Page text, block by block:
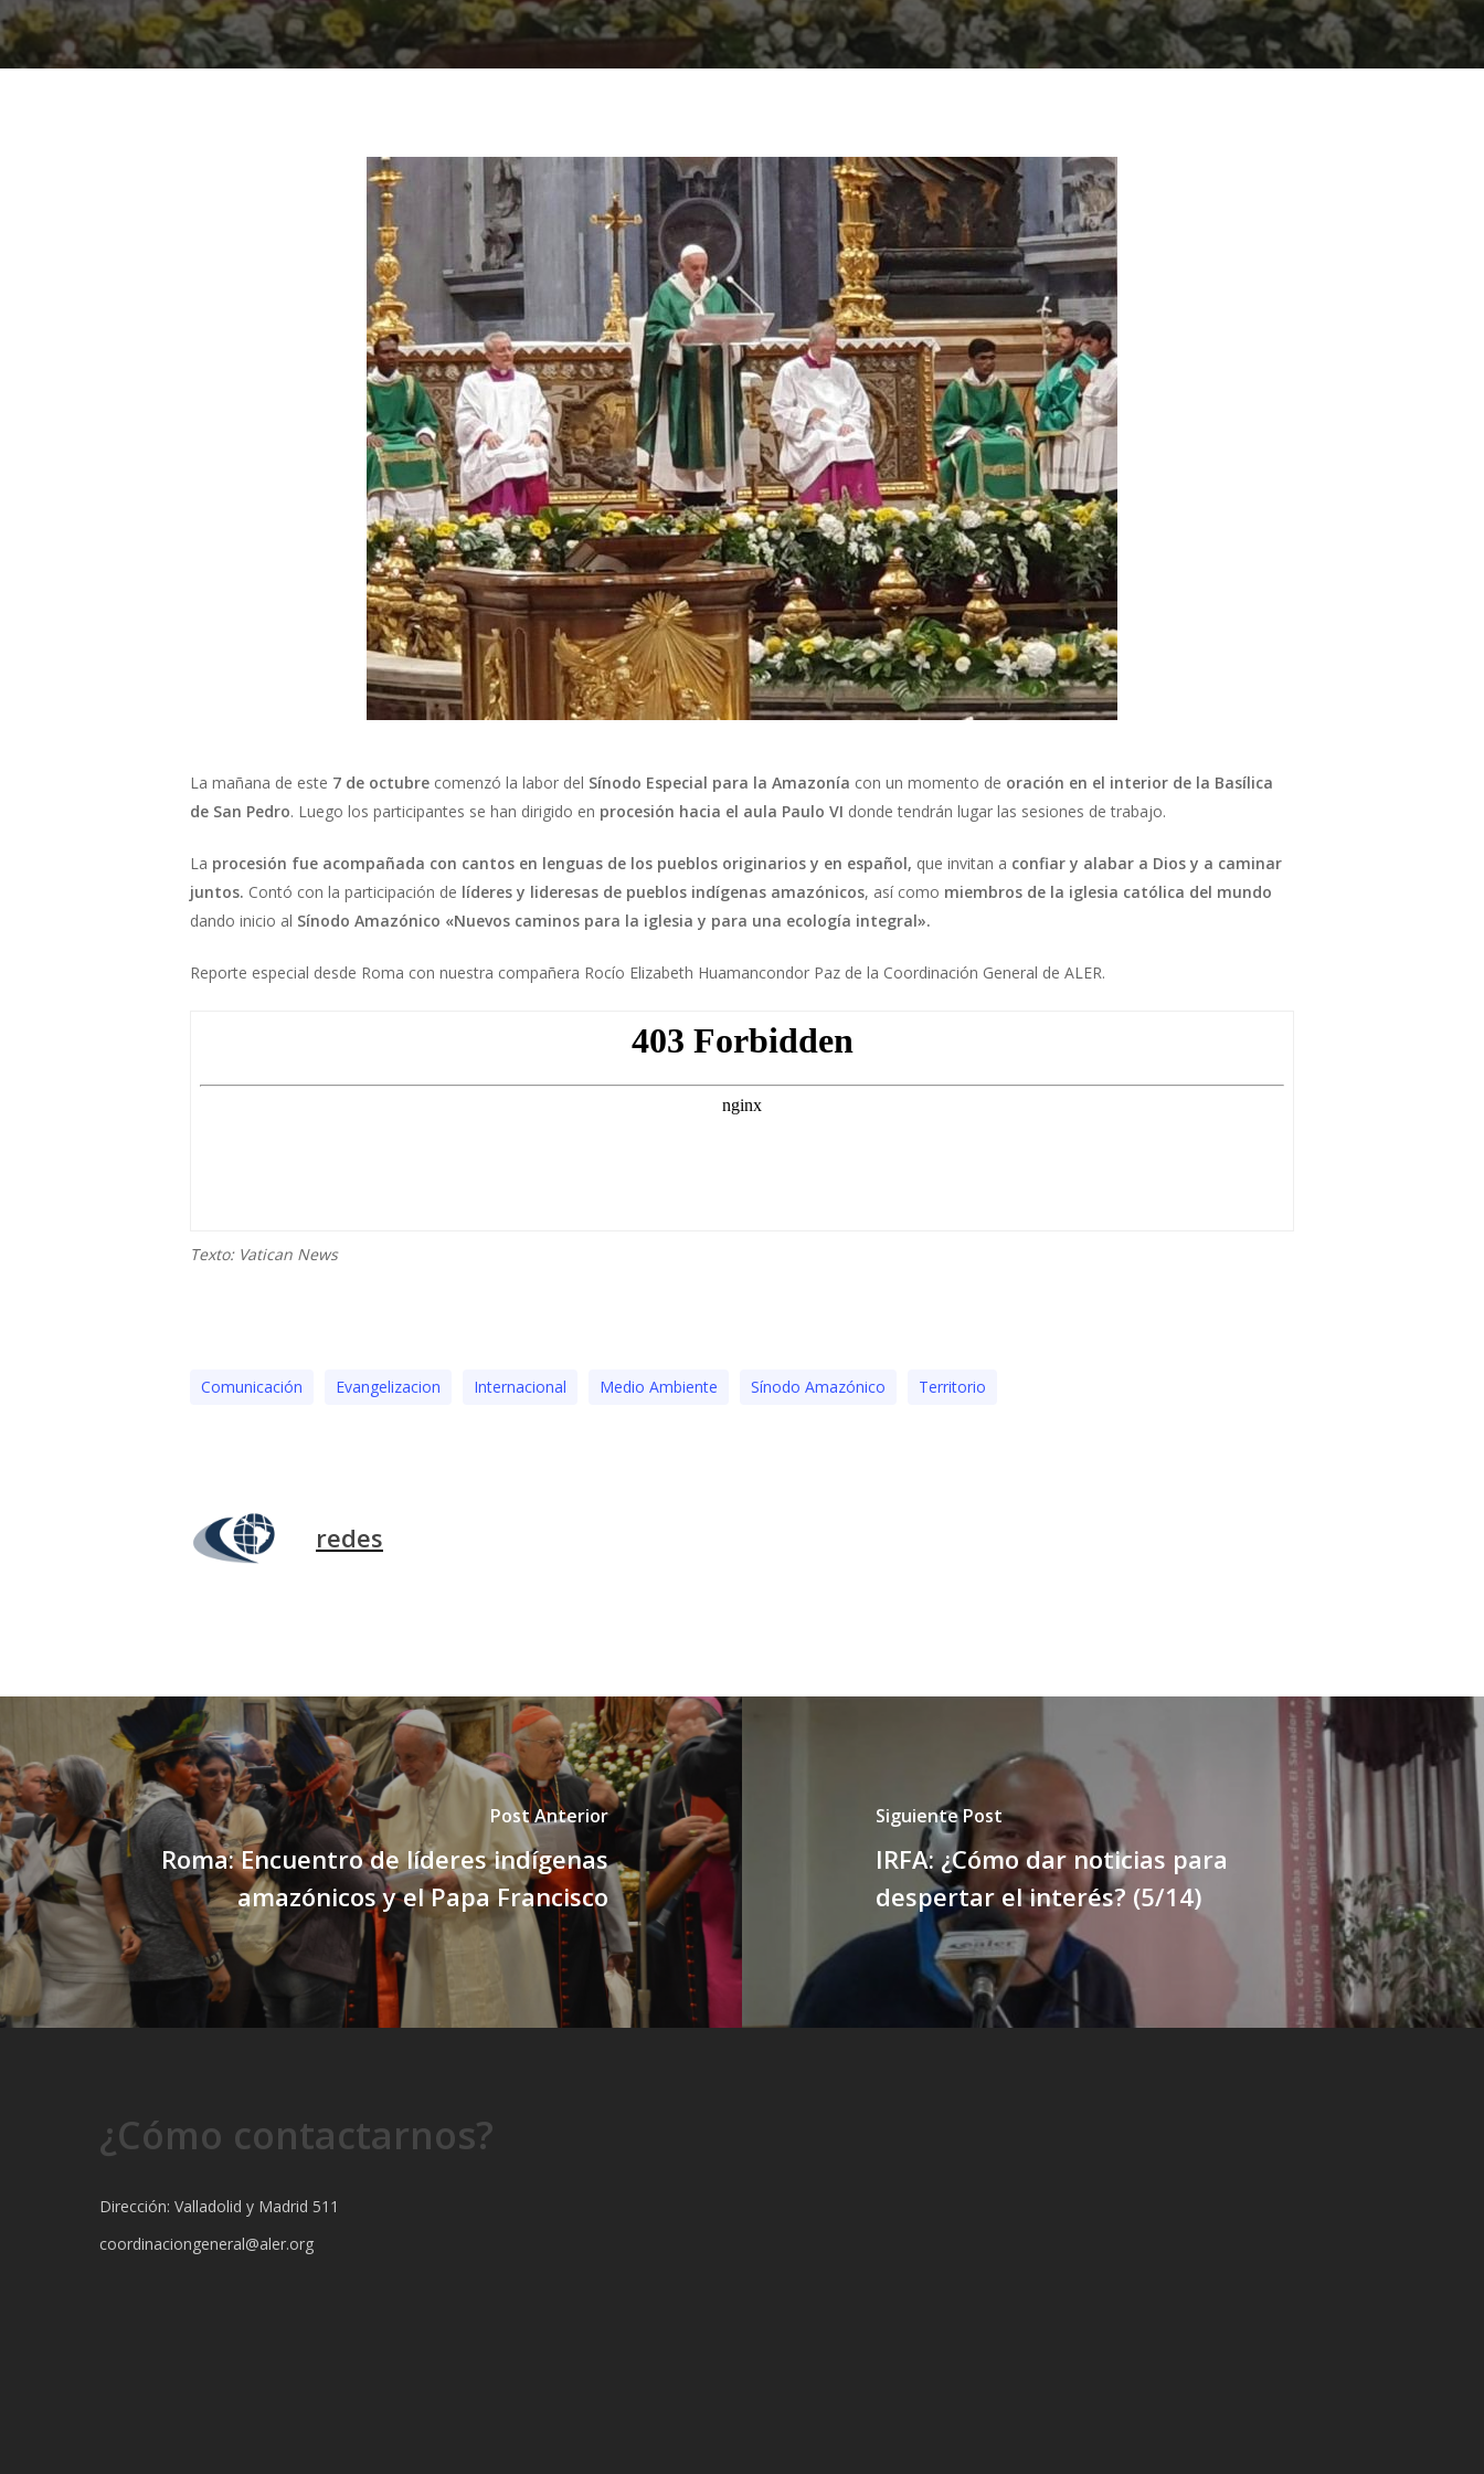
Presiona "ENTER" para buscar o "ESC" para cerrar
La mañana de este 7 de octubre comenzó la labor del Sínodo Especial para la Amazonía con un momento de oración en el interior de la Basílica
de San Pedro. Luego los participantes se han dirigido en procesión hacia el aula Paulo VI donde tendrán lugar las sesiones de trabajo.
La procesión fue acompañada con cantos en lenguas de los pueblos originarios y en español, que invitan a confiar y alabar a Dios y a caminar
juntos. Contó con la participación de líderes y lideresas de pueblos indígenas amazónicos, así como miembros de la iglesia católica del mundo
dando inicio al Sínodo Amazónico «Nuevos caminos para la iglesia y para una ecología integral».
Reporte especial desde Roma con nuestra compañera Rocío Elizabeth Huamancondor Paz de la Coordinación General de ALER.
Texto: Vatican News
Comunicación Evangelizacion Internacional Medio Ambiente Sínodo Amazónico Territorio
redes
Post Anterior
Roma: Encuentro de líderes indígenas
amazónicos y el Papa Francisco
Siguiente Post
IRFA: ¿Cómo dar noticias para
despertar el interés? (5/14)
¿Cómo contactarnos?
Dirección: Valladolid y Madrid 511
coordinaciongeneral@aler.org